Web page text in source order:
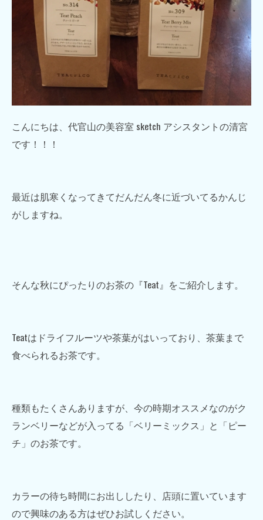
こんにちは、代官山の美容室 sketch アシスタントの清宮
です！！！
最近は肌寒くなってきてだんだん冬に近づいてるかんじ
がしますね。
そんな秋にぴったりのお茶の『Teat』をご紹介します。
Teatはドライフルーツや茶葉がはいっており、茶葉まで
食べられるお茶です。
種類もたくさんありますが、今の時期オススメなのがク
ランベリーなどが入ってる「ベリーミックス」と「ピー
チ」のお茶です。
カラーの待ち時間にお出ししたり、店頭に置いています
ので興味のある方はぜひお試しください。